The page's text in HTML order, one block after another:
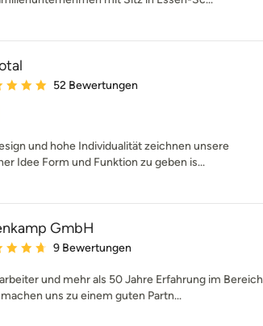
Bewertung: 5 von 5 Sternen
52 Bewertungen
und hohe Individualität zeichnen unsere
Idee Form und Funktion zu geben is...
GmbH
Bewertung: 4.7 von 5 Sternen
9 Bewertungen
und mehr als 50 Jahre Erfahrung im Bereich
uns zu einem guten Partn...